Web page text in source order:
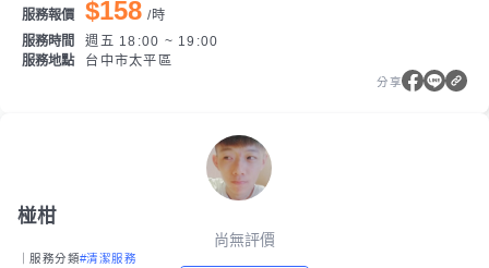
服務報價 $158 /時
服務時間
週五 18:00 ~ 19:00
服務地點
台中市太平區
分享
椪柑
尚無評價
｜服務分類#清潔服務